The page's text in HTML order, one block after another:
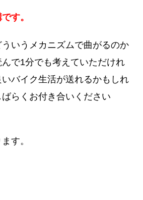
す。
いうメカニズムで曲がるのか
で1分でも考えていただけれ
バイク生活が送れるかもしれ
らくお付き合いください
す。